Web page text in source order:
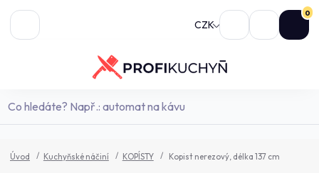
CZK
0
Úvod Kuchyňské náčiní KOPÍSTY Kopist nerezový, délka 137 cm